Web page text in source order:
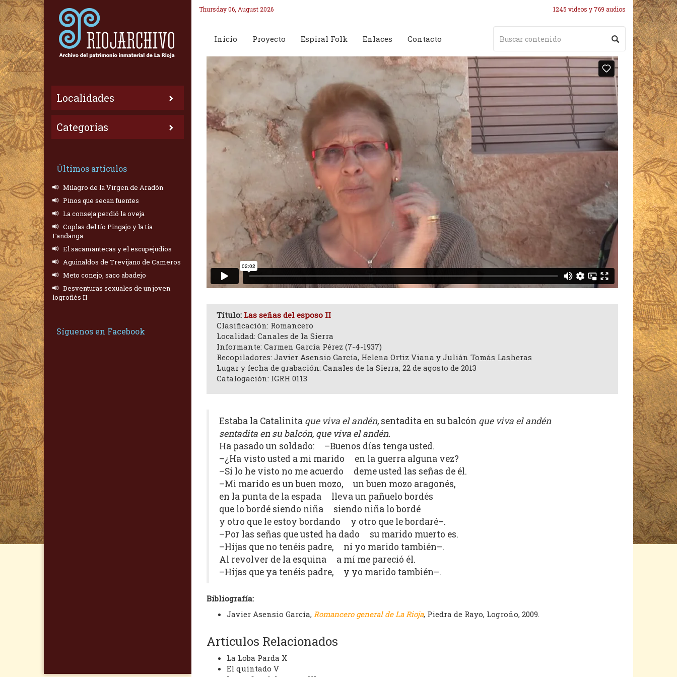
Localidades
Categorías
Últimos artículos
Milagro de la Virgen de Aradón
Pinos que secan fuentes
La conseja perdió la oveja
Coplas del tío Pingajo y la tía
Fandanga
El sacamantecas y el escupejudíos
Aguinaldos de Trevijano de Cameros
Meto conejo, saco abadejo
Desventuras sexuales de un joven
logroñés II
Síguenos en Facebook
Thursday 06, August 2026 1245 videos y 769 audios
Inicio Proyecto Espiral Folk Enlaces Contacto
Título: Las señas del esposo II
Clasificación: Romancero
Localidad: Canales de la Sierra
Informante: Carmen García Pérez (7-4-1937)
Recopiladores: Javier Asensio García, Helena Ortiz Viana y Julián Tomás Lasheras
Lugar y fecha de grabación: Canales de la Sierra, 22 de agosto de 2013
Catalogación: IGRH 0113
Estaba la Catalinita que viva el andén, sentadita en su balcón que viva el andén
sentadita en su balcón, que viva el andén.
Ha pasado un soldado: –Buenos días tenga usted.
–¿Ha visto usted a mi marido en la guerra alguna vez?
–Si lo he visto no me acuerdo deme usted las señas de él.
–Mi marido es un buen mozo, un buen mozo aragonés,
en la punta de la espada lleva un pañuelo bordés
que lo bordé siendo niña siendo niña lo bordé
y otro que le estoy bordando y otro que le bordaré–.
–Por las señas que usted ha dado su marido muerto es.
–Hijas que no tenéis padre, ni yo marido también–.
Al revolver de la esquina a mí me pareció él.
–Hijas que ya tenéis padre, y yo marido también–.
Bibliografía:
Javier Asensio García, Romancero general de La Rioja, Piedra de Rayo, Logroño, 2009.
Artículos Relacionados
La Loba Parda X
El quintado V